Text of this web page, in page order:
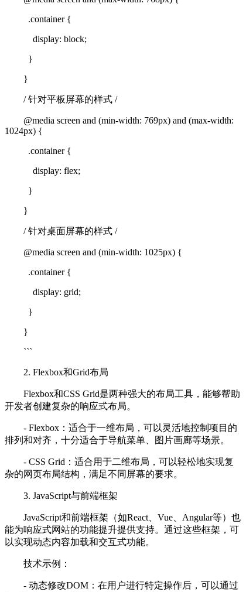
.container {
display: block;
}
}
/ 针对平板屏幕的样式 /
@media screen and (min-width: 769px) and (max-width:
1024px) {
.container {
display: flex;
}
}
/ 针对桌面屏幕的样式 /
@media screen and (min-width: 1025px) {
.container {
display: grid;
}
}
```
2. Flexbox和Grid布局
Flexbox和CSS Grid是两种强大的布局工具，能够帮助
开发者创建复杂的响应式布局。
- Flexbox：适合于一维布局，可以灵活地控制项目的
排列和对齐，十分适合于导航菜单、图片画廊等场景。
- CSS Grid：适合用于二维布局，可以轻松地实现复
杂的网页布局结构，满足不同屏幕的要求。
3. JavaScript与前端框架
JavaScript和前端框架（如React、Vue、Angular等）也
能为响应式网站的功能提升提供支持。通过这些框架，可
以实现动态内容加载和交互式功能。
技术示例：
- 动态修改DOM：在用户进行特定操作后，可以通过